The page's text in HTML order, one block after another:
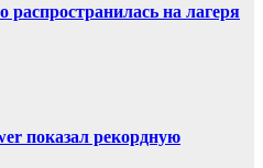
на лагеря
показал рекордную